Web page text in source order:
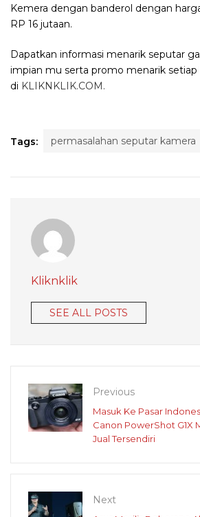
Kemera dengan banderol dengan
RP 16 jutaan.
Dapatkan informasi menarik seputar
impian mu serta promo menarik setiap
di KLIKNKLIK.COM.
Tags: permasalahan seputar kamera
Kliknklik
SEE ALL POSTS
Previous
Masuk Ke Pasar
Canon PowerShot G1X
Jual Tersendiri
Next